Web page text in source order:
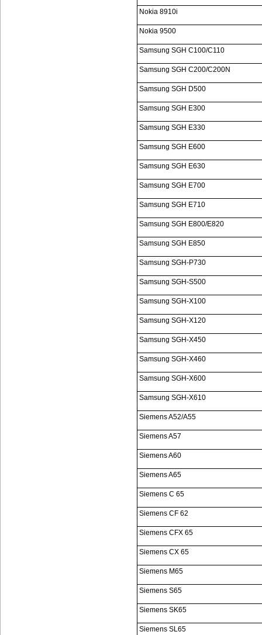
Nokia 8910i
Nokia 9500
Samsung SGH C100/C110
Samsung SGH C200/C200N
Samsung SGH D500
Samsung SGH E300
Samsung SGH E330
Samsung SGH E600
Samsung SGH E630
Samsung SGH E700
Samsung SGH E710
Samsung SGH E800/E820
Samsung SGH E850
Samsung SGH-P730
Samsung SGH-S500
Samsung SGH-X100
Samsung SGH-X120
Samsung SGH-X450
Samsung SGH-X460
Samsung SGH-X600
Samsung SGH-X610
Siemens A52/A55
Siemens A57
Siemens A60
Siemens A65
Siemens C 65
Siemens CF 62
Siemens CFX 65
Siemens CX 65
Siemens M65
Siemens S65
Siemens SK65
Siemens SL65